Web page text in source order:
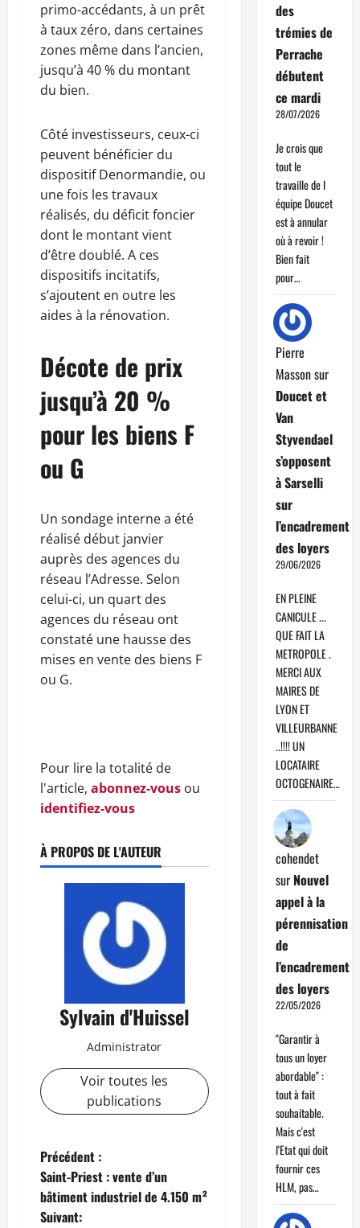
primo-accédants, à un prêt
à taux zéro, dans certaines
zones même dans l’ancien,
jusqu’à 40 % du montant
du bien.
Côté investisseurs, ceux-ci
peuvent bénéficier du
dispositif Denormandie, ou
une fois les travaux
réalisés, du déficit foncier
dont le montant vient
d’être doublé. A ces
dispositifs incitatifs,
s’ajoutent en outre les
aides à la rénovation.
Décote de prix
jusqu’à 20 %
pour les biens F
ou G
Un sondage interne a été
réalisé début janvier
auprès des agences du
réseau l’Adresse. Selon
celui-ci, un quart des
agences du réseau ont
constaté une hausse des
mises en vente des biens F
ou G.
Pour lire la totalité de
l'article, abonnez-vous ou
identifiez-vous
À PROPOS DE L'AUTEUR
Sylvain d'Huissel
Administrator
Voir toutes les
publications
N
a
Précédent :
Saint-Priest : vente d’un
bâtiment industriel de 4.150 m²
Suivant:
des
trémies de
Perrache
débutent
ce mardi
28/07/2026
Je crois que
tout le
travaille de l
équipe Doucet
est à annular
où à revoir !
Bien fait
pour…
Pierre
Massonsur
Doucet et
Van
Styvendael
s’opposent
à Sarselli
sur
l’encadrement
des loyers
29/06/2026
EN PLEINE
CANICULE ...
QUE FAIT LA
METROPOLE .
MERCI AUX
MAIRES DE
LYON ET
VILLEURBANNE
..!!!! UN
LOCATAIRE
OCTOGENAIRE…
cohendet
sur Nouvel
appel à la
pérennisation
de
l’encadrement
des loyers
22/05/2026
"Garantir à
tous un loyer
abordable" :
tout à fait
souhaitable.
Mais c'est
l'Etat qui doit
fournir ces
HLM, pas…